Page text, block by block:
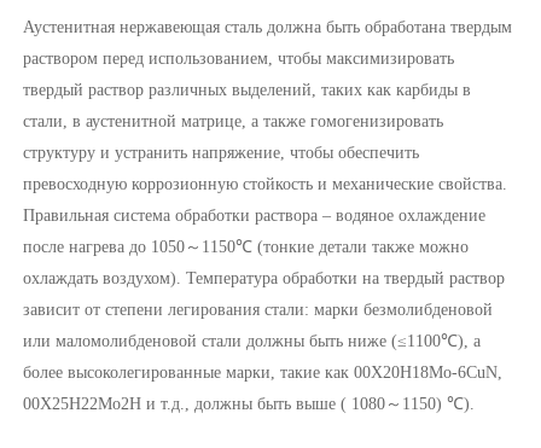
Аустенитная нержавеющая сталь должна быть обработана твердым
раствором перед использованием, чтобы максимизировать
твердый раствор различных выделений, таких как карбиды в
стали, в аустенитной матрице, а также гомогенизировать
структуру и устранить напряжение, чтобы обеспечить
превосходную коррозионную стойкость и механические свойства.
Правильная система обработки раствора – водяное охлаждение
после нагрева до 1050～1150℃ (тонкие детали также можно
охлаждать воздухом). Температура обработки на твердый раствор
зависит от степени легирования стали: марки безмолибденовой
или маломолибденовой стали должны быть ниже (≤1100℃), а
более высоколегированные марки, такие как 00Х20Н18Мо-6CuN,
00Х25Н22Мо2Н и т.д., должны быть выше ( 1080～1150) ℃).